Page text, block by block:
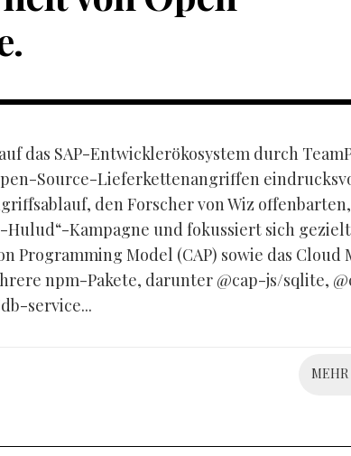
das SAP-Entwicklerökosystem durch
Source-Lieferkettenangriffen
den Forscher von Wiz offenbarten,
Hulud“-Kampagne und fokussiert sich
Programming Model (CAP) sowie das Cloud
npm-Pakete, darunter @cap-js/sqlite,
service...
MEHR